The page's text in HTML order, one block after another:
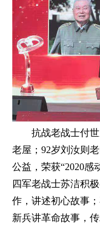
抗战老战士付世
老屋；92岁刘汝则
公益，荣获“2020感
四军老战士苏洁积
作，讲述初心故事
新兵讲革命故事，